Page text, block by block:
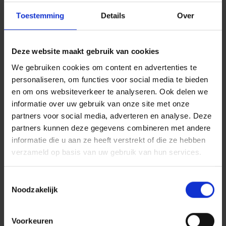
Toestemming Details Over
Deze website maakt gebruik van cookies
We gebruiken cookies om content en advertenties te
personaliseren, om functies voor social media te bieden
en om ons websiteverkeer te analyseren. Ook delen we
informatie over uw gebruik van onze site met onze
partners voor social media, adverteren en analyse. Deze
partners kunnen deze gegevens combineren met andere
informatie die u aan ze heeft verstrekt of die ze hebben
verzameld op basis van uw gebruik van hun services.
Noodzakelijk
Voorkeuren
ISO 55001
RAILINFRA:
PDF